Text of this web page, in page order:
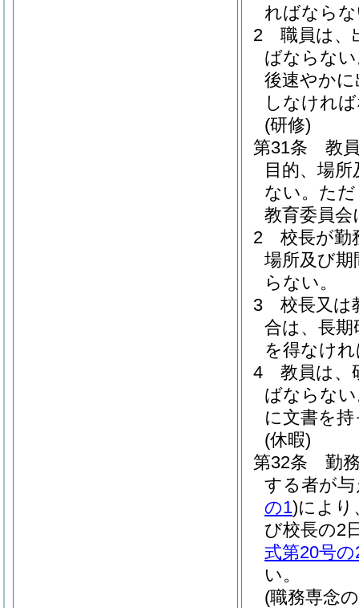
ればなら
2
職員は、
ばならな
後速やか
しなけれ
(研修)
第31条
教
目的、場
ない。 た
教育委員
2
校長が勤
場所及び
らない。
3
校長又は
合は、長期
を得なけ
4
教員は、
ばならな
に文書を
(休暇)
第32条
勤
する者が
の1)により
び校長の2
式第20号の
い。
(職務専念